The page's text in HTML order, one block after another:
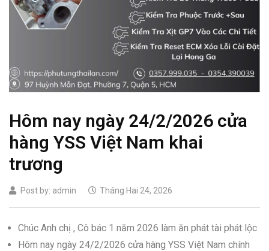
Hôm nay ngày 24/2/2026 cửa
hàng YSS Việt Nam khai
trương
Post by: admin Tháng Hai 24, 2026
Chúc Anh chị , Cô bác 1 năm 2026 làm ăn phát tài phát lộc
Hôm nay ngày 24/2/2026 cửa hàng YSS Việt Nam chính